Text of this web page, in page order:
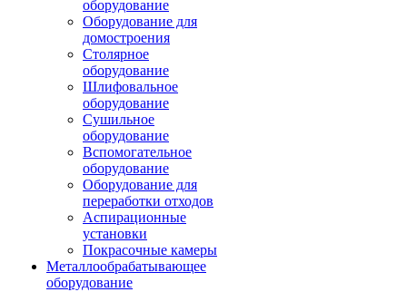
оборудование
Оборудование для
домостроения
Столярное
оборудование
Шлифовальное
оборудование
Сушильное
оборудование
Вспомогательное
оборудование
Оборудование для
переработки отходов
Аспирационные
установки
Покрасочные камеры
Металлообрабатывающее
оборудование